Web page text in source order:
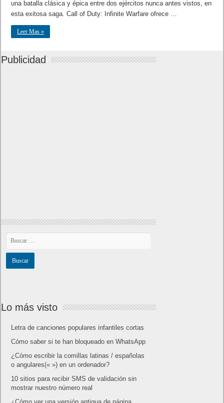
una batalla clásica y épica entre dos ejércitos nunca antes vistos, en
esta exitosa saga. Call of Duty: Infinite Warfare ofrece …
Leer Mas »
Publicidad
Lo más visto
Letra de canciones populares infantiles cortas
Cómo saber si te han bloqueado en WhatsApp
¿Cómo escribir la comillas latinas / españolas
o angulares(« ») en un ordenador?
10 sitios para recibir SMS de validación sin
mostrar nuestro número real